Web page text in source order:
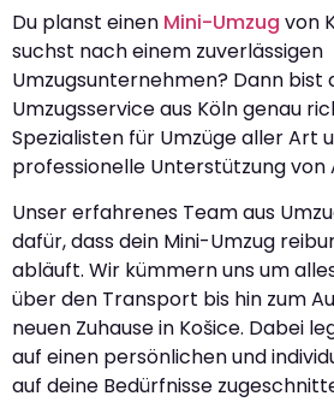
Du planst einen Mini-Umzug von
suchst nach einem zuverlässigen
Umzugsunternehmen? Dann bist
Umzugsservice aus Köln genau
Spezialisten für Umzüge aller Art
professionelle Unterstützung von
Unser erfahrenes Team aus
dafür, dass dein Mini-Umzug
abläuft. Wir kümmern uns um
über den Transport bis hin zum
neuen Zuhause in Košice. Dabei
auf einen persönlichen und
auf deine Bedürfnisse